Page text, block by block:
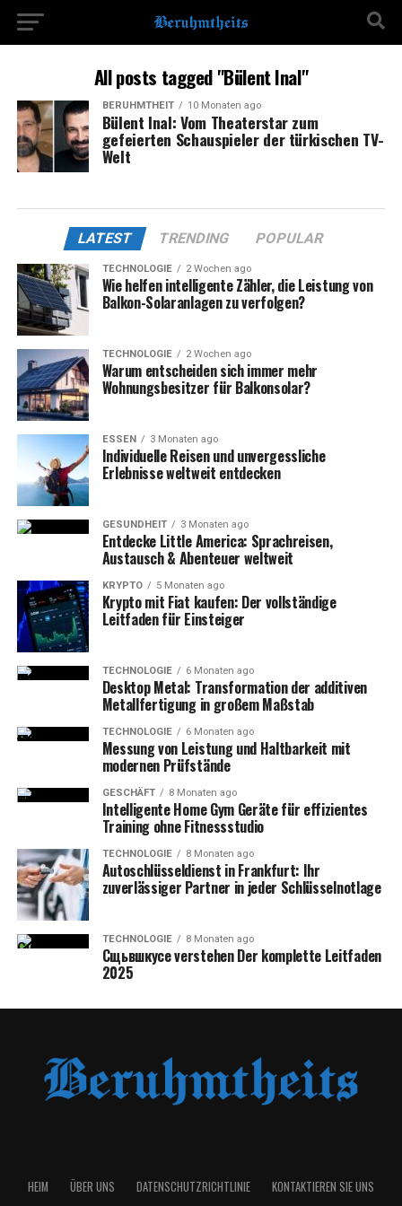
All posts tagged "Bülent Inal"
BERÜHMTHEIT 10 Monaten ago
Bülent Inal: Vom Theaterstar zum
gefeierten Schauspieler der türkischen TV-
Welt
LATEST TRENDING POPULAR
TECHNOLOGIE 2 Wochen ago
Wie helfen intelligente Zähler, die Leistung von
Balkon-Solaranlagen zu verfolgen?
TECHNOLOGIE 2 Wochen ago
Warum entscheiden sich immer mehr
Wohnungsbesitzer für Balkonsolar?
ESSEN 3 Monaten ago
Individuelle Reisen und unvergessliche
Erlebnisse weltweit entdecken
GESUNDHEIT 3 Monaten ago
Entdecke Little America: Sprachreisen,
Austausch & Abenteuer weltweit
KRYPTO 5 Monaten ago
Krypto mit Fiat kaufen: Der vollständige
Leitfaden für Einsteiger
TECHNOLOGIE 6 Monaten ago
Desktop Metal: Transformation der additiven
Metallfertigung in großem Maßstab
TECHNOLOGIE 6 Monaten ago
Messung von Leistung und Haltbarkeit mit
modernen Prüfstände
GESCHÄFT 8 Monaten ago
Intelligente Home Gym Geräte für effizientes
Training ohne Fitnessstudio
TECHNOLOGIE 8 Monaten ago
Autoschlüsseldienst in Frankfurt: Ihr
zuverlässiger Partner in jeder Schlüsselnotlage
TECHNOLOGIE 8 Monaten ago
Сщьвшкусе verstehen Der komplette Leitfaden
2025
HEIM ÜBER UNS DATENSCHUTZRICHTLINIE KONTAKTIEREN SIE UNS